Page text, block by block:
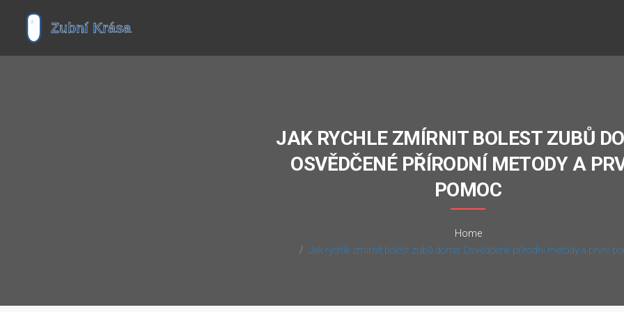
JAK RYCHLE ZMÍRNIT BOLEST ZUBŮ
OSVĚDČENÉ PŘÍRODNÍ METODY A
POMOC
Home
Jak rychle zmírnit bolest zubů doma: Osvědčené přírodní metody a první